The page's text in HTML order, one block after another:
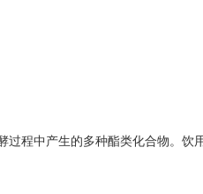
程中产生的多种酯类化合物。饮